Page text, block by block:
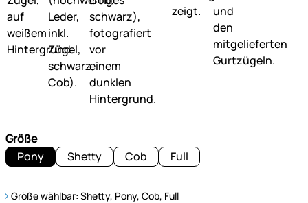
Größe
Pony
Shetty Cob Full
Größe wählbar: Shetty, Pony, Cob, Full